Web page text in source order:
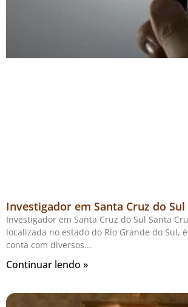
Investigador em Santa Cruz do Sul
Investigador em Santa Cruz do Sul Santa
localizada no estado do Rio Grande do Sul,
conta com diversos
Continuar lendo »